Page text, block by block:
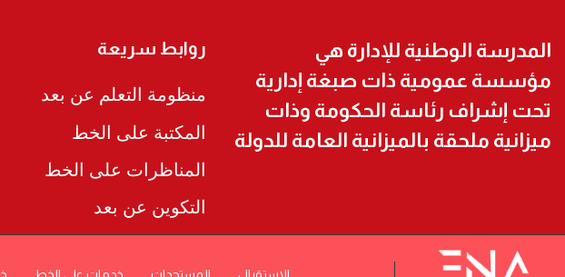
المدرسة الوطنية للإدارة هي
مؤسسة عمومية ذات صبغة إدارية
تحت إشراف رئاسة الحكومة وذات
ميزانية ملحقة بالميزانية العامة للدولة
روابط سريعة
منظومة التعلم عن بعد
المكتبة على الخط
المناظرات على الخط
التكوين عن بعد